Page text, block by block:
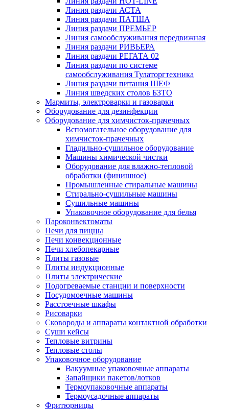
Линия раздачи АСТА
Линия раздачи ПАТША
Линия раздачи ПРЕМЬЕР
Линия самообслуживания передвижная
Линия раздачи РИВЬЕРА
Линия раздачи РЕГАТА 02
Линия раздачи по системе
самообслуживания Тулаторгтехника
Линия раздачи питания ШЕФ
Линия шведских столов БЗТО
Мармиты, электроварки и газоварки
Оборудование для дезинфекции
Оборудование для химчисток-прачечных
Вспомогательное оборудование для
химчисток-прачечных
Гладильно-сушильное оборудование
Машины химической чистки
Оборудование для влажно-тепловой
обработки (финишное)
Промышленные стиральные машины
Стирально-сушильные машины
Сушильные машины
Упаковочное оборудование для белья
Пароконвектоматы
Печи для пиццы
Печи конвекционные
Печи хлебопекарные
Плиты газовые
Плиты индукционные
Плиты электрические
Подогреваемые станции и поверхности
Посудомоечные машины
Расстоечные шкафы
Рисоварки
Сковороды и аппараты контактной обработки
Суши кейсы
Тепловые витрины
Тепловые столы
Упаковочное оборудование
Вакуумные упаковочные аппараты
Запайщики пакетов/лотков
Термоупаковочные аппараты
Термоусадочные аппараты
Фритюрницы